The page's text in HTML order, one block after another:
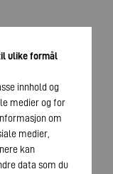
ulike formål
innhold og
medier og for
om
medier,
kan
data som du